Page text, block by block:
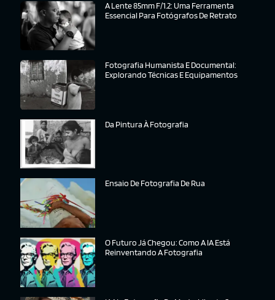
A Lente 85mm F/1.2: Uma Ferramenta
Essencial Para Fotógrafos De Retrato
Fotografia Humanista E Documental:
Explorando Técnicas E Equipamentos
Da Pintura À Fotografia
Ensaio De Fotografia De Rua
O Futuro Já Chegou: Como A IA Está
Reinventando A Fotografia